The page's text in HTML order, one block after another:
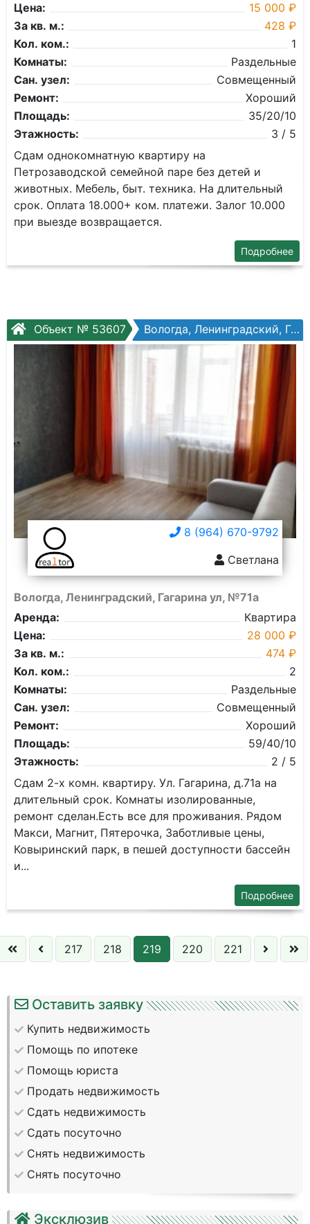
Цена:
15 000 ₽
За кв. м.:
428 ₽
Кол. ком.:
1
Комнаты:
Раздельные
Сан. узел:
Совмещенный
Ремонт:
Хороший
Площадь:
35/20/10
Этажность:
3 / 5
Сдам однокомнатную квартиру на
Петрозаводской семейной паре без детей и
животных. Мебель, быт. техника. На длительный
срок. Оплата 18.000+ ком. платежи. Залог 10.000
при выезде возвращается.
Подробнее
Объект № 53607 Вологда, Ленинградский, Гагарина ул, №71а
8 (964) 670-9792
Светлана
Вологда, Ленинградский, Гагарина ул, №71а
Аренда:
Квартира
Цена:
28 000 ₽
За кв. м.:
474 ₽
Кол. ком.:
2
Комнаты:
Раздельные
Сан. узел:
Совмещенный
Ремонт:
Хороший
Площадь:
59/40/10
Этажность:
2 / 5
Сдам 2-х комн. квартиру. Ул. Гагарина, д.71а на
длительный срок. Комнаты изолированные,
ремонт сделан.Есть все для проживания. Рядом
Макси, Магнит, Пятерочка, Заботливые цены,
Ковыринский парк, в пешей доступности бассейн
и...
Подробнее
217 218 219 220 221
Оставить заявку
Купить недвижимость
Помощь по ипотеке
Помощь юриста
Продать недвижимость
Сдать недвижимость
Сдать посуточно
Снять недвижимость
Снять посуточно
Эксклюзив